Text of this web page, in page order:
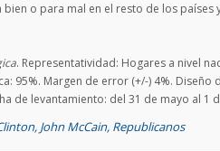
o para mal en el resto de los países
. Representatividad: Hogares a nivel
95%. Margen de error (+/-) 4%. Diseño
de levantamiento: del 31 de mayo al 1
, John McCain, Republicanos